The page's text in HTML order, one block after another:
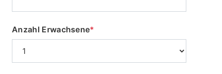
Anzahl Erwachsene*